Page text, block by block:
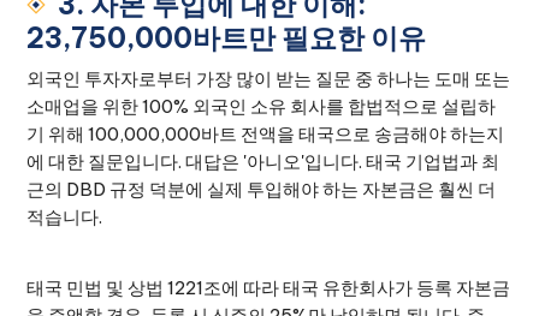
23,750,000바트만 필요한 이유
외국인 투자자로부터 가장 많이 받는 질문 중 하나는 도매 또는
소매업을 위한 100% 외국인 소유 회사를 합법적으로 설립하
기 위해 100,000,000바트 전액을 태국으로 송금해야 하는지
에 대한 질문입니다. 대답은 '아니오'입니다. 태국 기업법과 최
근의 DBD 규정 덕분에 실제 투입해야 하는 자본금은 훨씬 더
적습니다.
태국 민법 및 상법 1221조에 따라 태국 유한회사가 등록 자본금